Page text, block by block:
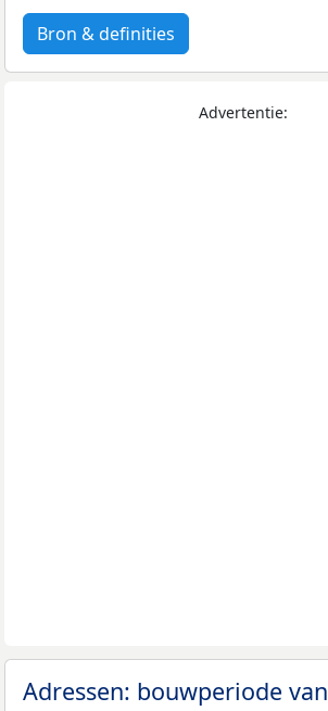
Bron & definities
Advertentie:
Adressen: bouwperiode